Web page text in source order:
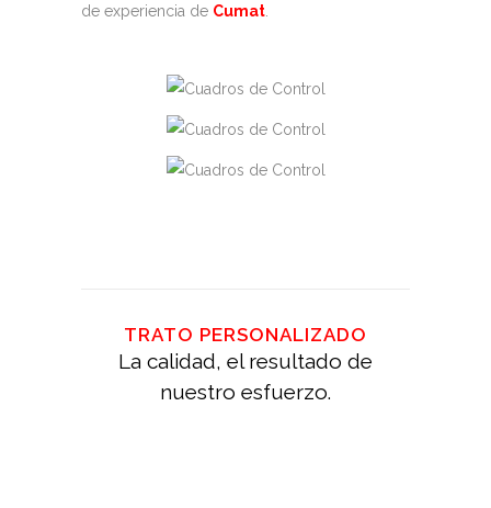
de experiencia de Cumat.
TRATO PERSONALIZADO
La calidad, el resultado de
nuestro esfuerzo.